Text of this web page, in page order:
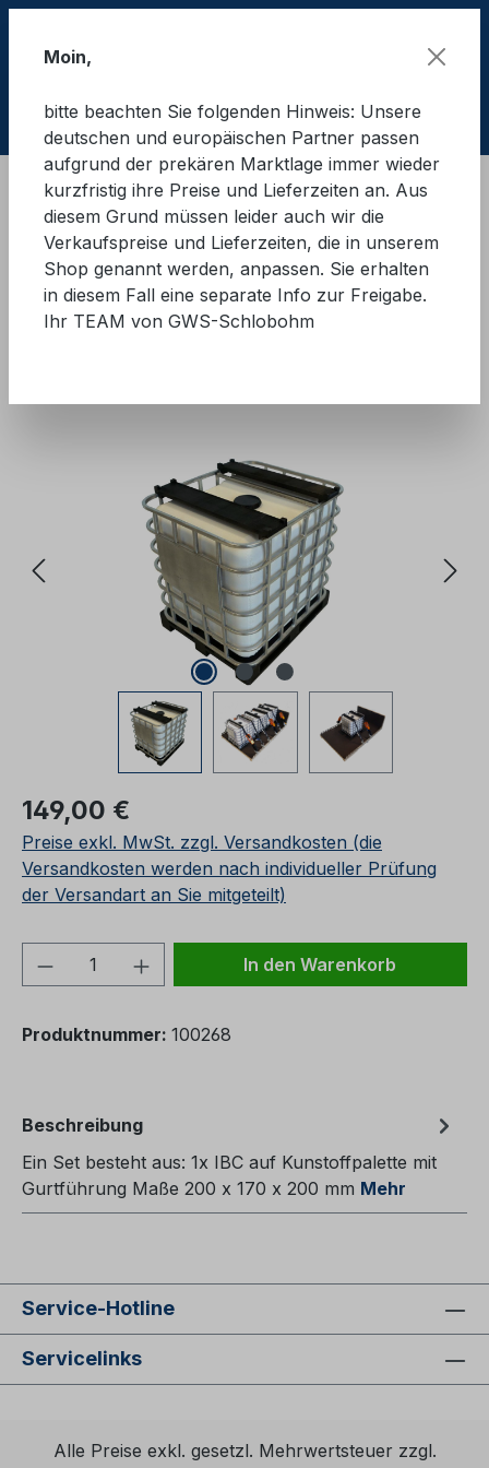
Schulungsmaterial
LaSi - Quick Micro
Zubehör Micro
GWS®-LaSi-Quick Micro IBC
Bildergalerie überspringen
Regulärer Preis:
149,00 €
Preise exkl. MwSt. zzgl. Versandkosten (die
Versandkosten werden nach individueller Prüfung
der Versandart an Sie mitgeteilt)
Produkt Anzahl: Gib denIn den Warenkorb
Produktnummer: 100268
Beschreibung
Ein Set besteht aus: 1x IBC auf Kunstoffpalette mit
Gurtführung Maße 200 x 170 x 200 mm Mehr
Service-Hotline
Servicelinks
Alle Preise exkl. gesetzl. Mehrwertsteuer zzgl.
Moin,
bitte beachten Sie folgenden Hinweis: Unsere
deutschen und europäischen Partner passen
aufgrund der prekären Marktlage immer wieder
kurzfristig ihre Preise und Lieferzeiten an. Aus
diesem Grund müssen leider auch wir die
Verkaufspreise und Lieferzeiten, die in unserem
Shop genannt werden, anpassen. Sie erhalten
in diesem Fall eine separate Info zur Freigabe.
Ihr TEAM von GWS-Schlobohm